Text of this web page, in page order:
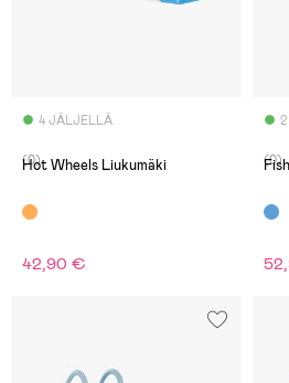
4 JÄLJELLÄ
(0)
Hot Wheels Liukumäki
42,90 €
(0)